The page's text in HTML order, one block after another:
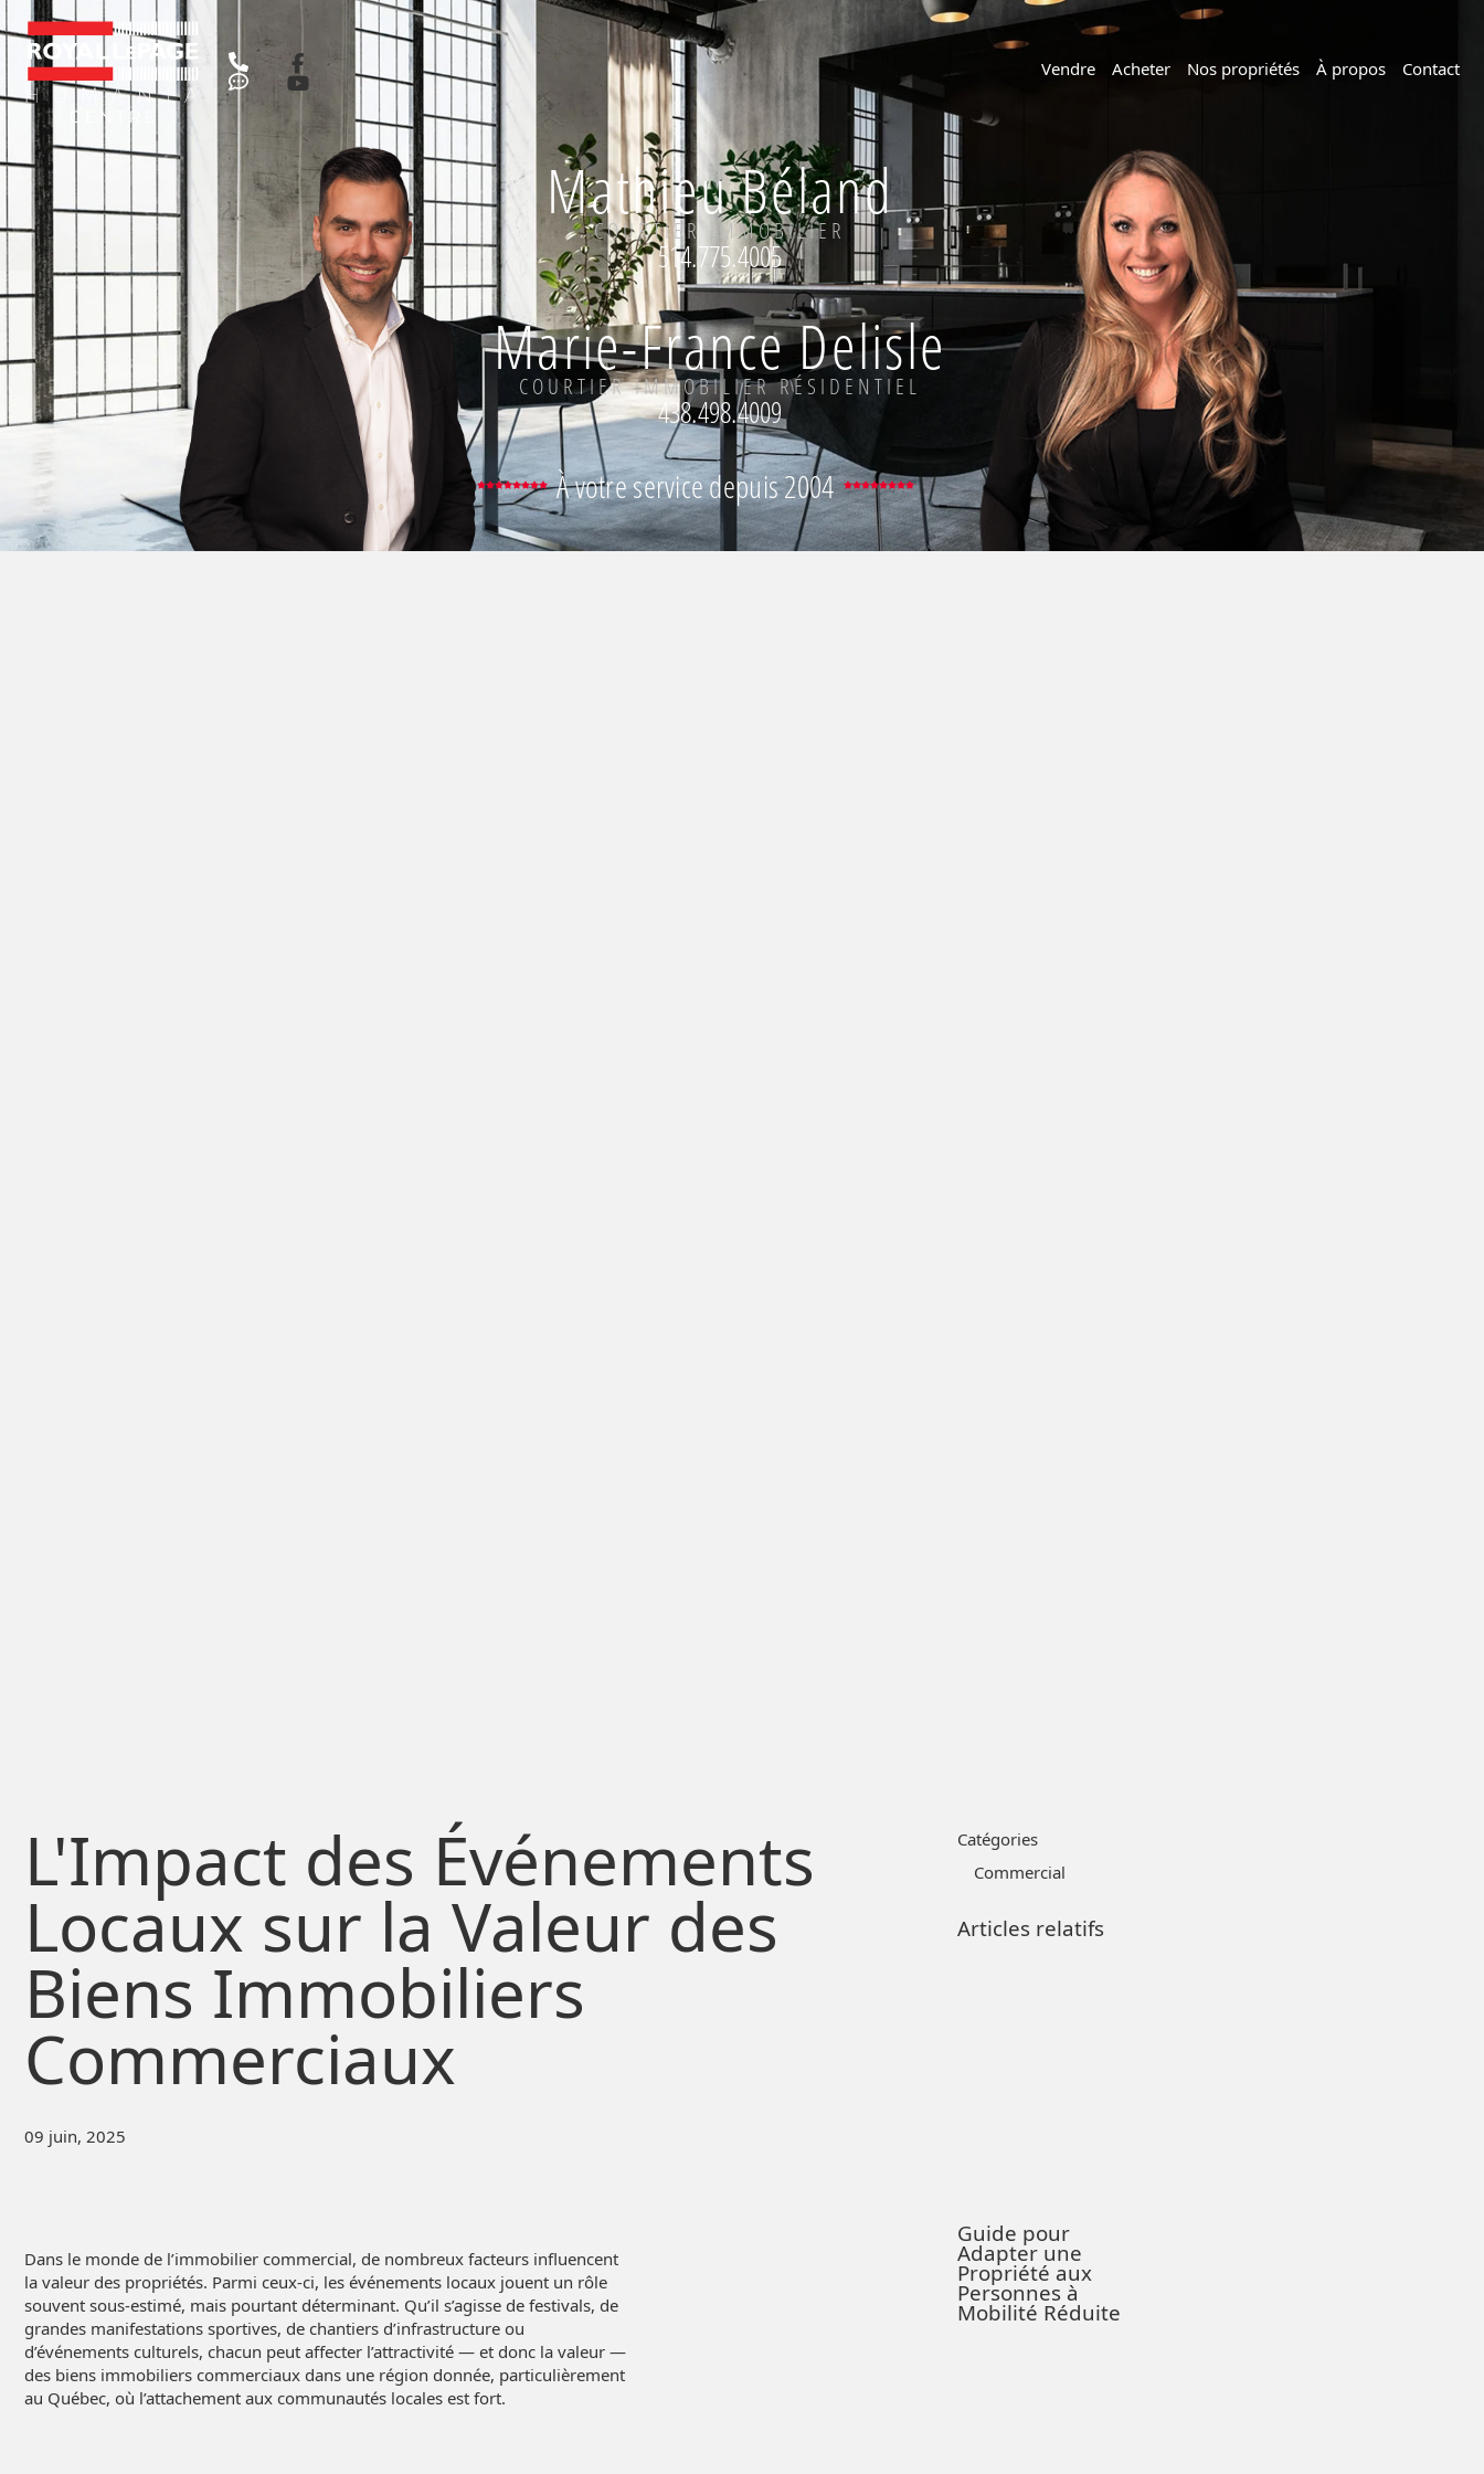
Vendre Acheter Nos propriétés À propos Contact
Mathieu Béland
COURTIER IMMOBILIER
514.775.4005
Marie-France Delisle
COURTIER IMMOBILIER RÉSIDENTIEL
438.498.4009
À votre service depuis 2004
L'Impact des Événements
Locaux sur la Valeur des
Biens Immobiliers
Commerciaux
09 juin, 2025
Dans le monde de l’immobilier commercial, de nombreux facteurs influencent
la valeur des propriétés. Parmi ceux-ci, les événements locaux jouent un rôle
souvent sous-estimé, mais pourtant déterminant. Qu’il s’agisse de festivals, de
grandes manifestations sportives, de chantiers d’infrastructure ou
d’événements culturels, chacun peut affecter l’attractivité — et donc la valeur —
des biens immobiliers commerciaux dans une région donnée, particulièrement
au Québec, où l’attachement aux communautés locales est fort.
Catégories
Commercial
Articles relatifs
Guide pour
Adapter une
Propriété aux
Personnes à
Mobilité Réduite